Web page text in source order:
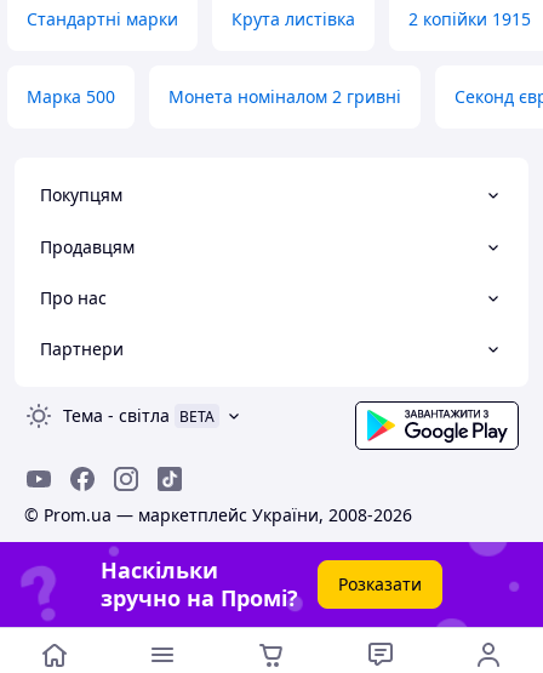
Стандартні марки Крута листівка 2 копійки 1915
Марка 500 Монета номіналом 2 гривні Секонд
Покупцям
Продавцям
Про нас
Партнери
Тема - світла BETA
© Prom.ua — маркетплейс України, 2008-2026
Наскільки
зручно на Промі?
Розказати